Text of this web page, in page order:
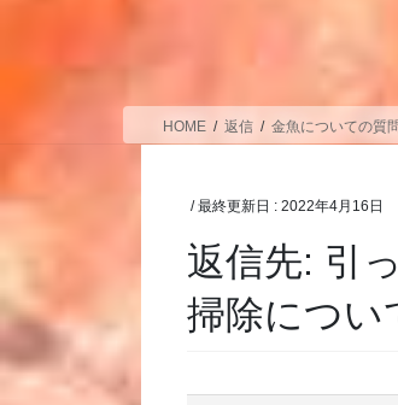
HOME 返信 金魚についての質
/ 最終更新日 :2022年4月16日
返信先: 引
掃除につい